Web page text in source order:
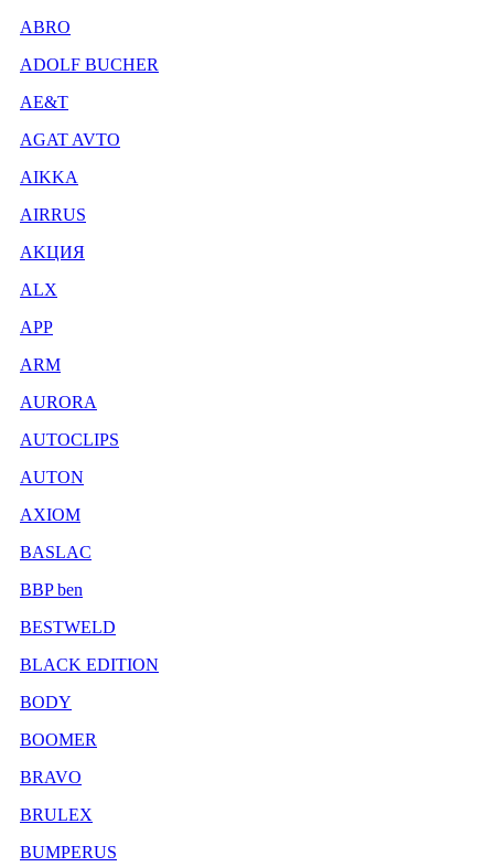
ABRO
ADOLF BUCHER
AE&T
AGAT AVTO
AIKKA
AIRRUS
AKЦИЯ
ALX
APP
ARM
AURORA
AUTOCLIPS
AUTON
AXIOM
BASLAC
BBP ben
BESTWELD
BLACK EDITION
BODY
BOOMER
BRAVO
BRULEX
BUMPERUS